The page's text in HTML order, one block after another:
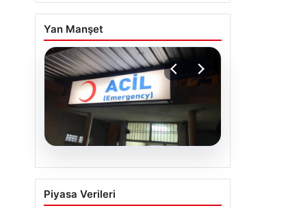
Yan Manşet
05.08.2026
Dereye düştü: 3
yaşındaki Eslem,
Piyasa Verileri